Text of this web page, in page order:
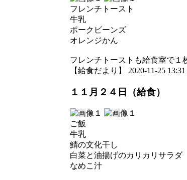
フレンチトースト
牛乳
ポークビーンズ
オレンジかん
フレンチトーストも給食室で１
【給食だより】 2020-11-25 13:31
１１月２４日（給食）
ご飯
牛乳
鯖の文化干し
白菜と油揚げのカリカリサラダ
なめこ汁